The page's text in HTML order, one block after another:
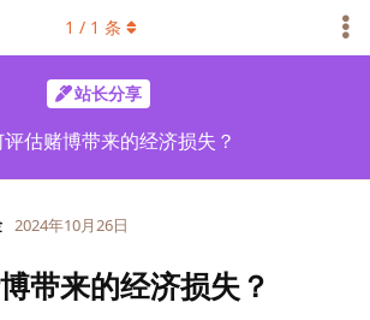
站长分享
估赌博带来的经济损失？
1 / 1 条
2024年10月26日
带来的经济损失？